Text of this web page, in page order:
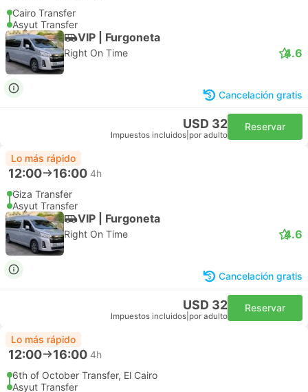
Cairo Transfer
Asyut Transfer
VIP | Furgoneta
Right On Time 4.6
Cancelación gratis
USD 32
Impuestos incluidos por adulto
Reservar
Lo más rápido
12:00 16:00 4h
Giza Transfer
Asyut Transfer
VIP | Furgoneta
Right On Time 4.6
Cancelación gratis
USD 32
Impuestos incluidos por adulto
Reservar
Lo más rápido
12:00 16:00 4h
6th of October Transfer, El Cairo
Asyut Transfer